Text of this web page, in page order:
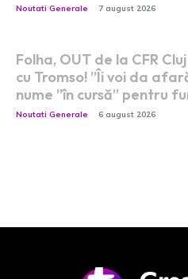
Noutati Generale 7 august 2026
Folha, OUT de la CFR
cu Tromso! ”Îi voi da
nume ”în cursă” pentru
Noutati Generale 6 august 2026